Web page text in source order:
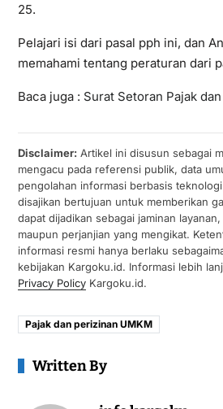
25.
Pelajari isi dari pasal pph ini, dan
memahami tentang peraturan dari
Baca juga : Surat Setoran Pajak
Disclaimer:Artikel ini disusun sebagai
mengacu pada referensi publik, data
pengolahan informasi berbasis
disajikan bertujuan untuk memberikan
dapat dijadikan sebagai jaminan
maupun perjanjian yang mengikat.
informasi resmi hanya berlaku
kebijakan Kargoku.id. Informasi lebih
Privacy PolicyKargoku.id.
Pajak dan perizinan UMKM
Written By